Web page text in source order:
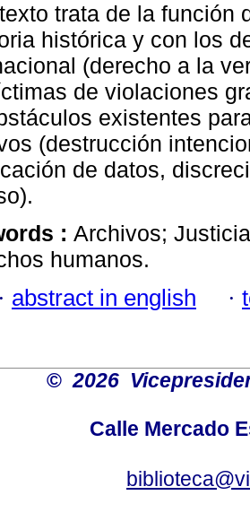
trata de la función
histórica y con los
(derecho a la
de violaciones
existentes
(destrucción
de datos,
: Archivos;
humanos.
· abstract in english ·
© 2026
Calle Mercado